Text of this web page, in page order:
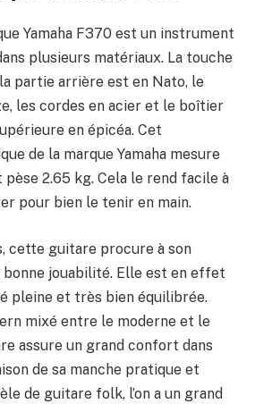
Yamaha F370 est un instrument
plusieurs matériaux. La touche
partie arrière est en Nato, le
les cordes en acier et le boîtier
en épicéa. Cet
de la marque Yamaha mesure
pèse 2.65 kg. Cela le rend facile à
pour bien le tenir en main.
cette guitare procure à son
jouabilité. Elle est en effet
pleine et très bien équilibrée.
mixé entre le moderne et le
assure un grand confort dans
de sa manche pratique et
de guitare folk, l’on a un grand